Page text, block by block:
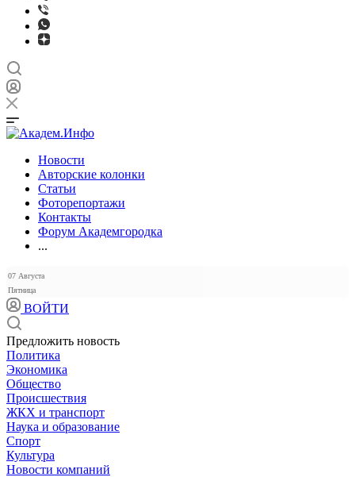
Новости
Авторские колонки
Статьи
Фоторепортажи
Контакты
Форум Академгородка
...
07 Августа
Пятница
ВОЙТИ
Предложить новость
Политика
Экономика
Общество
Происшествия
ЖКХ и транспорт
Наука и образование
Спорт
Культура
Новости компаний